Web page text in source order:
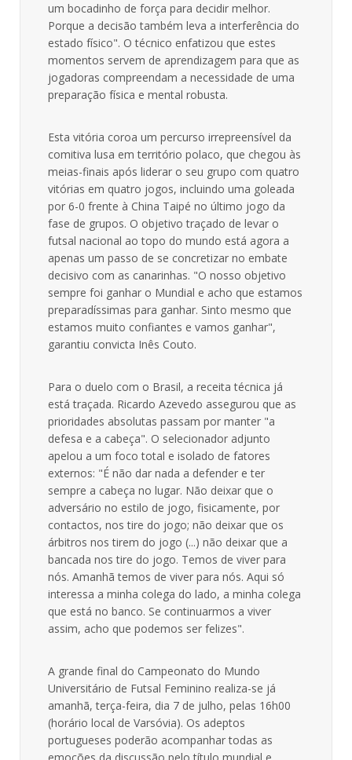
um bocadinho de força para decidir melhor.
Porque a decisão também leva a interferência do
estado físico". O técnico enfatizou que estes
momentos servem de aprendizagem para que as
jogadoras compreendam a necessidade de uma
preparação física e mental robusta.
Esta vitória coroa um percurso irrepreensível da
comitiva lusa em território polaco, que chegou às
meias-finais após liderar o seu grupo com quatro
vitórias em quatro jogos, incluindo uma goleada
por 6-0 frente à China Taipé no último jogo da
fase de grupos. O objetivo traçado de levar o
futsal nacional ao topo do mundo está agora a
apenas um passo de se concretizar no embate
decisivo com as canarinhas. "O nosso objetivo
sempre foi ganhar o Mundial e acho que estamos
preparadíssimas para ganhar. Sinto mesmo que
estamos muito confiantes e vamos ganhar",
garantiu convicta Inês Couto.
Para o duelo com o Brasil, a receita técnica já
está traçada. Ricardo Azevedo assegurou que as
prioridades absolutas passam por manter "a
defesa e a cabeça". O selecionador adjunto
apelou a um foco total e isolado de fatores
externos: "É não dar nada a defender e ter
sempre a cabeça no lugar. Não deixar que o
adversário no estilo de jogo, fisicamente, por
contactos, nos tire do jogo; não deixar que os
árbitros nos tirem do jogo (...) não deixar que a
bancada nos tire do jogo. Temos de viver para
nós. Amanhã temos de viver para nós. Aqui só
interessa a minha colega do lado, a minha colega
que está no banco. Se continuarmos a viver
assim, acho que podemos ser felizes".
A grande final do Campeonato do Mundo
Universitário de Futsal Feminino realiza-se já
amanhã, terça-feira, dia 7 de julho, pelas 16h00
(horário local de Varsóvia). Os adeptos
portugueses poderão acompanhar todas as